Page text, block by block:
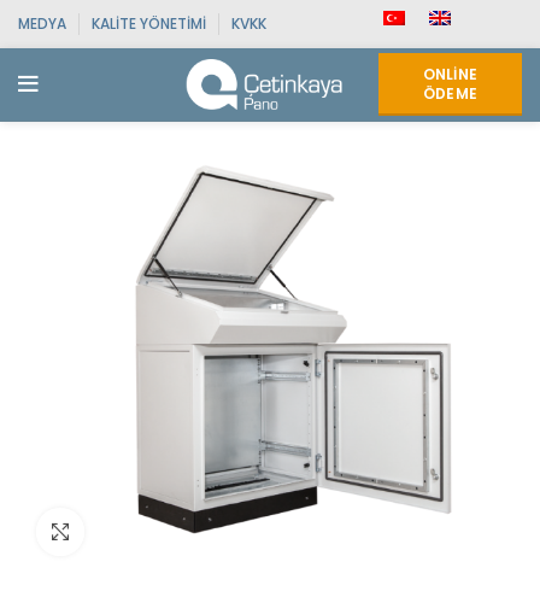
MEDYA KALITE YÖNETIMI KVKK
ONLINE
ÖDEME
Click to enlarge